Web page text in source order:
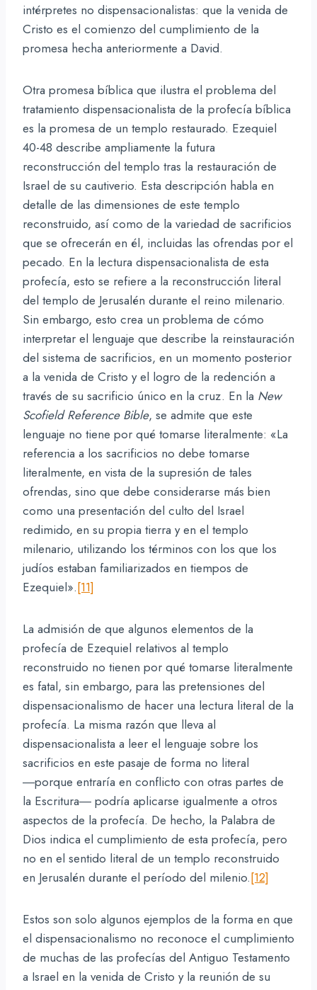
intérpretes no dispensacionalistas: que la venida de
Cristo es el comienzo del cumplimiento de la
promesa hecha anteriormente a David.
Otra promesa bíblica que ilustra el problema del
tratamiento dispensacionalista de la profecía bíblica
es la promesa de un templo restaurado. Ezequiel
40-48 describe ampliamente la futura
reconstrucción del templo tras la restauración de
Israel de su cautiverio. Esta descripción habla en
detalle de las dimensiones de este templo
reconstruido, así como de la variedad de sacrificios
que se ofrecerán en él, incluidas las ofrendas por el
pecado. En la lectura dispensacionalista de esta
profecía, esto se refiere a la reconstrucción literal
del templo de Jerusalén durante el reino milenario.
Sin embargo, esto crea un problema de cómo
interpretar el lenguaje que describe la reinstauración
del sistema de sacrificios, en un momento posterior
a la venida de Cristo y el logro de la redención a
través de su sacrificio único en la cruz. En la New
Scofield Reference Bible, se admite que este
lenguaje no tiene por qué tomarse literalmente: «La
referencia a los sacrificios no debe tomarse
literalmente, en vista de la supresión de tales
ofrendas, sino que debe considerarse más bien
como una presentación del culto del Israel
redimido, en su propia tierra y en el templo
milenario, utilizando los términos con los que los
judíos estaban familiarizados en tiempos de
Ezequiel».[11]
La admisión de que algunos elementos de la
profecía de Ezequiel relativos al templo
reconstruido no tienen por qué tomarse literalmente
es fatal, sin embargo, para las pretensiones del
dispensacionalismo de hacer una lectura literal de la
profecía. La misma razón que lleva al
dispensacionalista a leer el lenguaje sobre los
sacrificios en este pasaje de forma no literal
―porque entraría en conflicto con otras partes de
la Escritura― podría aplicarse igualmente a otros
aspectos de la profecía. De hecho, la Palabra de
Dios indica el cumplimiento de esta profecía, pero
no en el sentido literal de un templo reconstruido
en Jerusalén durante el período del milenio.[12]
Estos son solo algunos ejemplos de la forma en que
el dispensacionalismo no reconoce el cumplimiento
de muchas de las profecías del Antiguo Testamento
a Israel en la venida de Cristo y la reunión de su